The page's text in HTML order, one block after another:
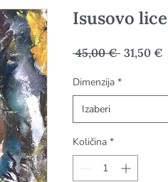
Isusovo lice
45,00 € Redovna
31,50 €
Dimenzija *
Izaberi
Količina *